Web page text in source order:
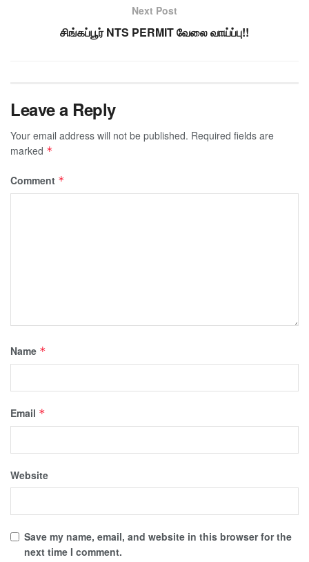
Next Post
சிங்கப்பூர் NTS PERMIT வேலை வாய்ப்பு!!
Leave a Reply
Your email address will not be published. Required fields are
marked *
Comment *
Name *
Email *
Website
Save my name, email, and website in this browser for the
next time I comment.